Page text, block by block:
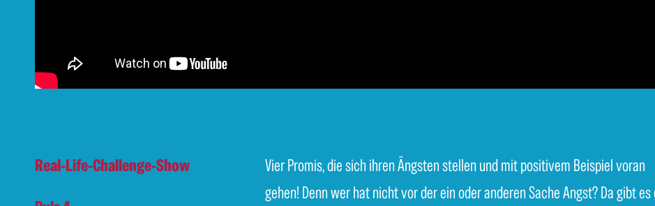
Real-Life-Challenge-Show
Vier Promis, die sich ihren Ängsten stellen und mit positivem Beispiel voran
gehen! Denn wer hat nicht vor der ein oder anderen Sache Angst? Da gibt es